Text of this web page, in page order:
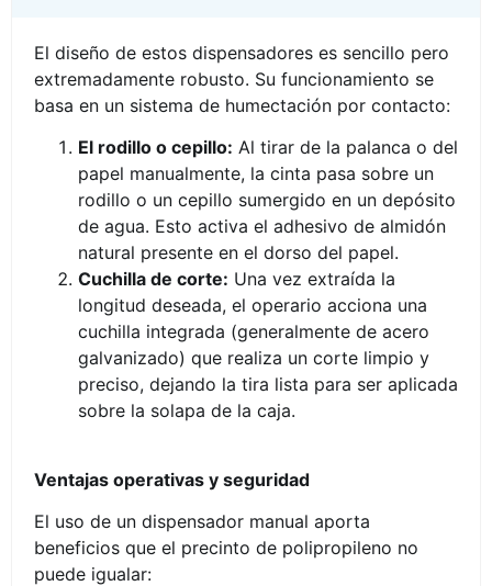
El diseño de estos dispensadores es sencillo pero
extremadamente robusto. Su funcionamiento se
basa en un sistema de humectación por contacto:
El rodillo o cepillo: Al tirar de la palanca o del
papel manualmente, la cinta pasa sobre un
rodillo o un cepillo sumergido en un depósito
de agua. Esto activa el adhesivo de almidón
natural presente en el dorso del papel.
Cuchilla de corte: Una vez extraída la
longitud deseada, el operario acciona una
cuchilla integrada (generalmente de acero
galvanizado) que realiza un corte limpio y
preciso, dejando la tira lista para ser aplicada
sobre la solapa de la caja.
Ventajas operativas y seguridad
El uso de un dispensador manual aporta
beneficios que el precinto de polipropileno no
puede igualar: